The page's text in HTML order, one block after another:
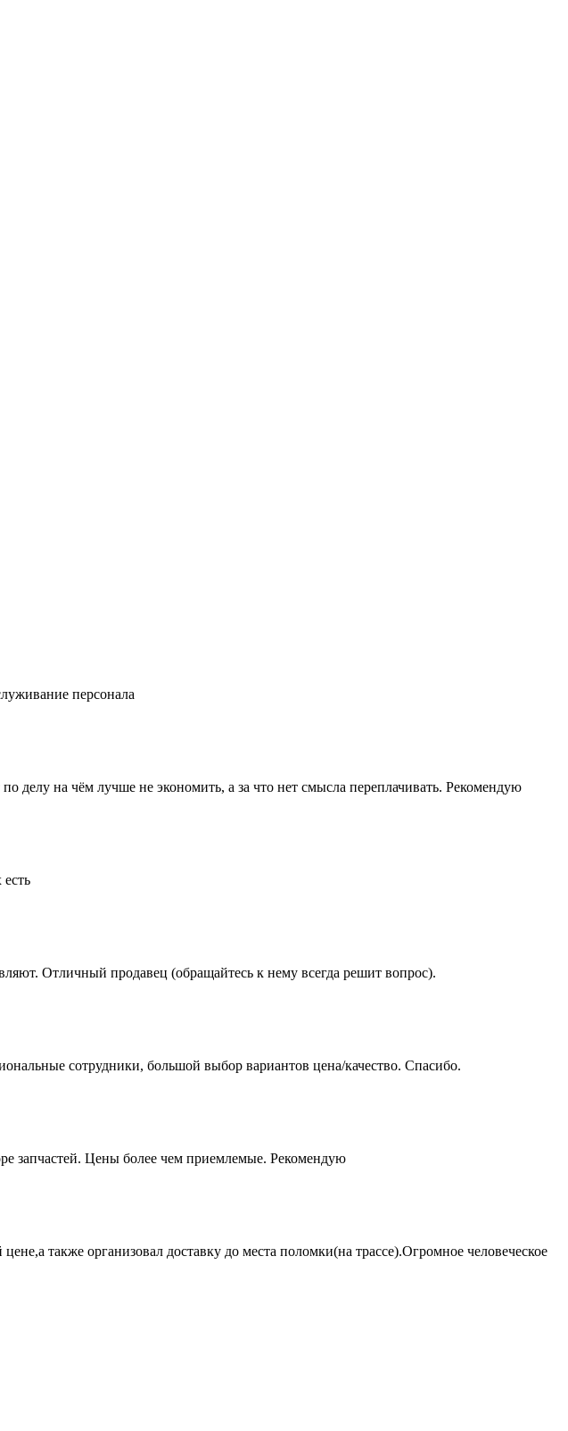
персонала
делу на чём лучше не экономить, а за что нет смысла переплачивать. Рекомендую
Отличный продавец (обращайтесь к нему всегда решит вопрос).
сотрудники, большой выбор вариантов цена/качество. Спасибо.
запчастей. Цены более чем приемлемые. Рекомендую
также организовал доставку до места поломки(на трассе).Огромное человеческое